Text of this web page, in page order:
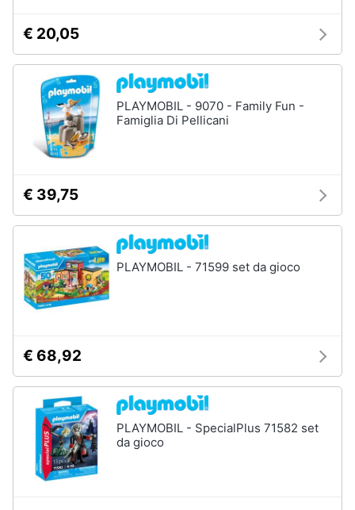
tutti
Giochi
prima
infanzia
Bambola
Peluche
Palestrina
tutti
imitazione
armi
giocattolo
Freccette
€ 20,05
PLAYMOBIL - 9070 - Family Fun -
Famiglia Di Pellicani
€ 39,75
PLAYMOBIL - 71599 set da gioco
€ 68,92
PLAYMOBIL - SpecialPlus 71582 set
da gioco